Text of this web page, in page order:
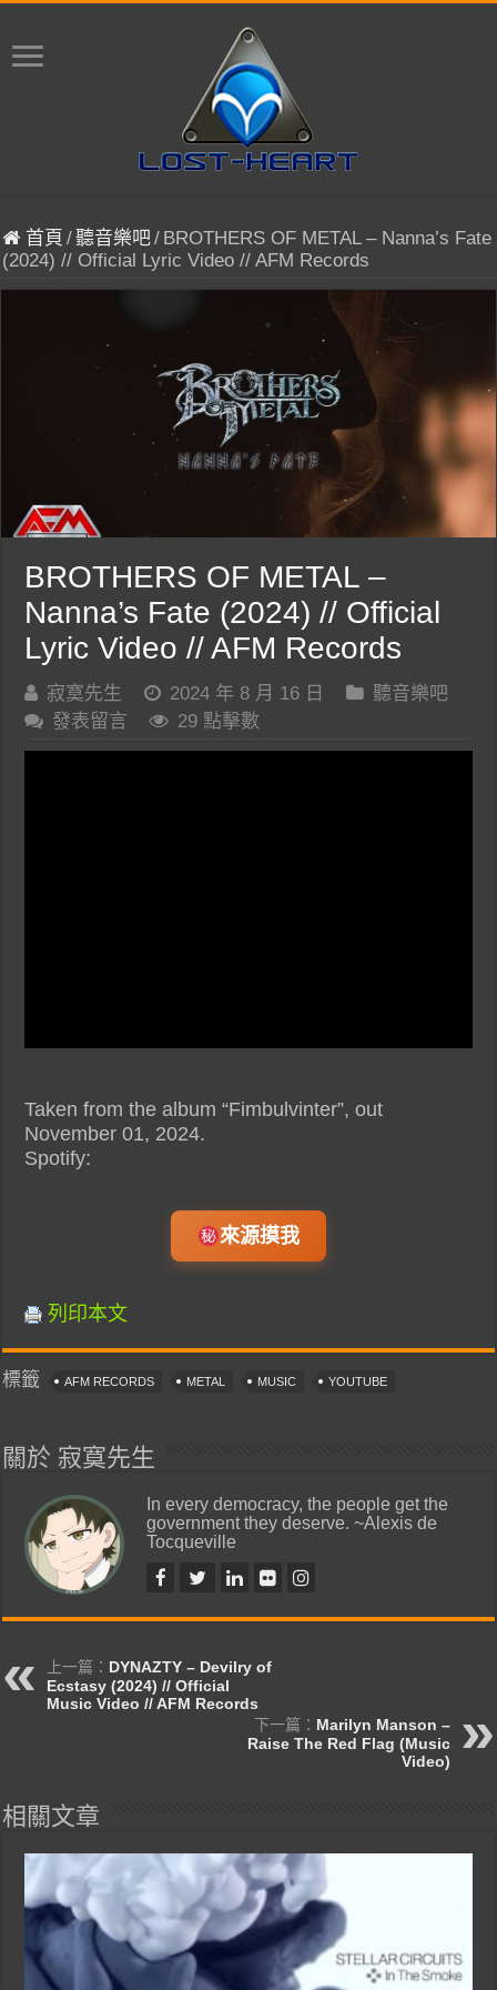
首頁 /聽音樂吧/ BROTHERS OF METAL – Nanna’s Fate
(2024) // Official Lyric Video // AFM Records
BROTHERS OF METAL –
Nanna’s Fate (2024) // Official
Lyric Video // AFM Records
寂寞先生 2024 年 8 月 16 日
聽音樂吧
發表留言
29 點擊數
Taken from the album “Fimbulvinter”, out
November 01, 2024.
Spotify:
來源摸我
列印本文
標籤 AFM RECORDS METAL MUSIC YOUTUBE
關於 寂寞先生
In every democracy, the people get the
government they deserve. ~Alexis de
Tocqueville
上一篇： DYNAZTY – Devilry of
Ecstasy (2024) // Official
Music Video // AFM Records
下一篇： Marilyn Manson –
Raise The Red Flag (Music
Video)
相關文章